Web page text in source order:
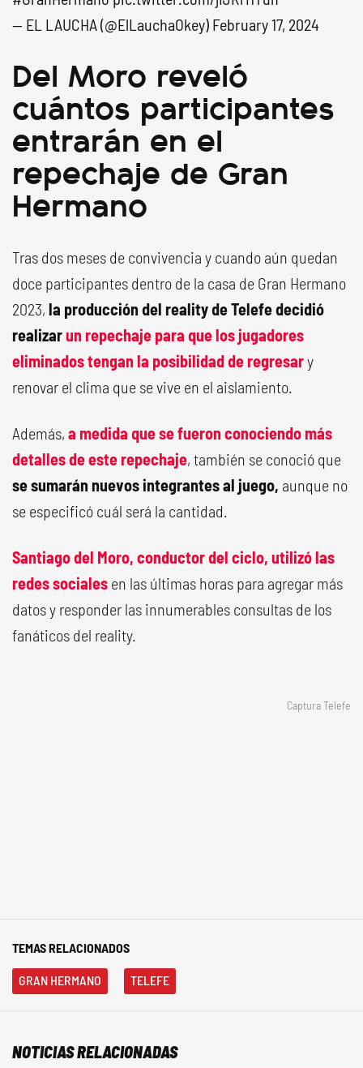
— EL LAUCHA (@ElLauchaOkey) February 17, 2024
Del Moro reveló
cuántos participantes
entrarán en el
repechaje de Gran
Hermano
Tras dos meses de convivencia y cuando aún quedan
doce participantes dentro de la casa de Gran Hermano
2023, la producción del reality de Telefe decidió
realizarun repechaje para que los jugadores
eliminados tengan la posibilidad de regresary
renovar el clima que se vive en el aislamiento.
Además, a medida que se fueron conociendo más
detalles de este repechaje, también se conoció que
se sumarán nuevos integrantes al juego, aunque no
se especificó cuál será la cantidad.
Santiago del Moro, conductor del ciclo, utilizó las
redes sociales en las últimas horas para agregar más
datos y responder las innumerables consultas de los
fanáticos del reality.
Captura Telefe
TEMAS RELACIONADOS
GRAN HERMANO TELEFE
NOTICIAS RELACIONADAS